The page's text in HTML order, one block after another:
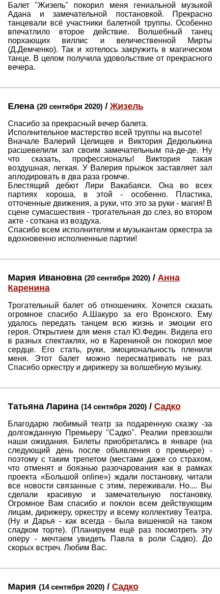
Балет "Жизель" покорил меня гениальной музыкой
Адана и замечательной постановкой. Прекрасно
танцевали всё участники балетной труппы. Особенно
впечатлило второе действие. Волшебный танец
порхающих виллис и величественной Мирты
(Д.Демченко). Так и хотелось закружить в магическом
танце. В целом получила удовольствие от прекрасного
вечера.
Елена (20 сентября 2020) / Жизель
Спасибо за прекрасный вечер балета.
Исполнительное мастерство всей труппы на высоте!
Вначале Валерий Целищев и Виктория Дедюлькина
расшевелили зал своим замечательным па-де-де. Ну
что сказать, профессионалы! Виктория такая
воздушная, легкая. У Валерия прыжок заставляет зал
аплодировать в два раза громче.
Блестящий дебют Лири Вакабаяси. Она во всех
партиях хороша, в этой - особенно. Пластика,
отточенные движения, а руки, что это за руки - магия! В
сцене сумасшествия - трогательная до слез, во втором
акте - соткана из воздуха.
Спасибо всем исполнителям и музыкантам оркестра за
вдохновенно исполненные партии!
Мария Ивановна (20 сентября 2020) / Анна
Каренина
Трогательный балет об отношениях. Хочется сказать
огромное спасибо А.Шакуро за его Вронского. Ему
удалось передать танцем всю жизнь и эмоции его
героя. Открытием для меня стал Ю.Федин. Видела его
в разных спектаклях, но в Карениной он покорил мое
сердце. Его стать, руки, эмоциональность пленили
меня. Этот балет можно пересматривать не раз.
Спасибо оркестру и дирижеру за волшебную музыку.
Татьяна Ларина (14 сентября 2020) / Садко
Благодарю любимый театр за подаренную сказку -за
долгожданную Премьеру "Садко". Реалии превзошли
наши ожидания. Билеты приобретались в январе (на
следующий день после объявления о премьере) -
поэтому с таким трепетом (местами даже со страхом,
что отменят и боязнью разочарования как в рамках
проекта «Большой online») ждали постановку, читали
все новости связанные с этим, переживали. Но.... Вы
сделали красивую и замечательную постановку.
Огромное Вам спасибо и поклон всем действующим
лицам, дирижеру, оркестру и всему коллективу Театра.
(Ну и Дарья - как всегда - была вишенкой на таком
сладком торте). (Планируем ещё раз посмотреть эту
оперу - мечтаем увидеть Павла в роли Садко). До
скорых встреч. Любим Вас.
Мария (14 сентября 2020) / Садко